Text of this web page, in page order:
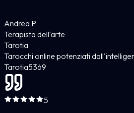
Andrea P
Terapista dell'arte
Tarotia
Tarocchi online potenziati
Tarotia5369
5